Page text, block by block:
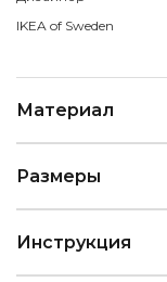
IKEA of Sweden
Материал
Размеры
Инструкция